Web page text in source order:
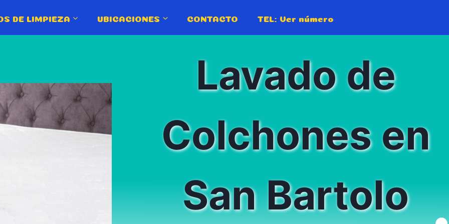
DE LIMPIEZA UBICACIONES CONTACTO TEL: Ver número
Lavado de
Colchones en
San Bartolo